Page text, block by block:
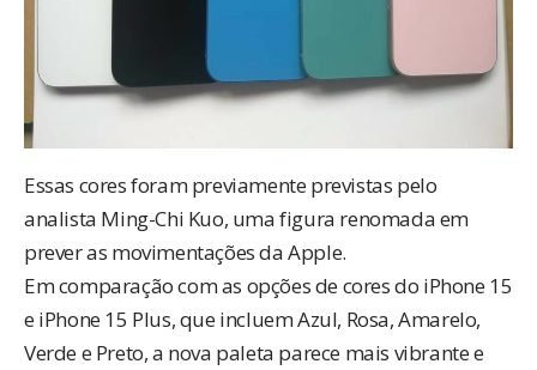
Essas cores foram previamente previstas pelo
analista Ming-Chi Kuo, uma figura renomada em
prever as movimentações da Apple.
Em comparação com as opções de cores do iPhone 15
e iPhone 15 Plus, que incluem Azul, Rosa, Amarelo,
Verde e Preto, a nova paleta parece mais vibrante e